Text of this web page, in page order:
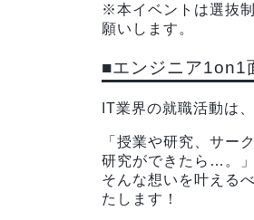
※本イベントは選抜
願いします。
■エンジニア1on1
IT業界の就職活動は
「授業や研究、サー
研究ができたら…。」
そんな想いを叶える
たします！